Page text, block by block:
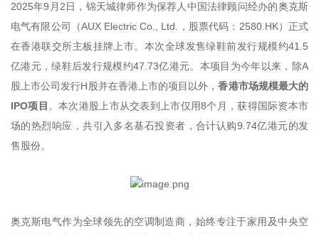
2025年9月2日，锦天城律师作为保荐人中国法律顾问经办的奥克斯
电气有限公司（AUX Electric Co., Ltd.，股票代码：2580.HK）正式
在香港联交所主板挂牌上市。本次全球发售绿鞋前发行规模约41.5
亿港元，绿鞋后发行规模约47.73亿港元。本项目为今年以来，除A
股上市公司发行H股并在香港上市的项目以外，香港市场规模最大的
IPO项目 。本次港股上市从交表到上市仅用8个月，获得国际资本市
场的热烈响应，共引入多名基石投资者，合计认购9.74亿港元的发
售股份。
奥克斯电气作为全球领先的空调制造商，始终专注于家用及中央空